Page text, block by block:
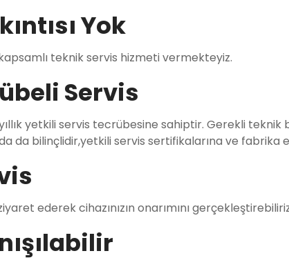
Yok
teknik servis hizmeti vermekteyiz.
Servis
yıllık yetkili servis tecrübesine sahiptir. Gerekli
da bilinçlidir,yetkili servis sertifikalarına ve fabrika
ederek cihazınızın onarımını